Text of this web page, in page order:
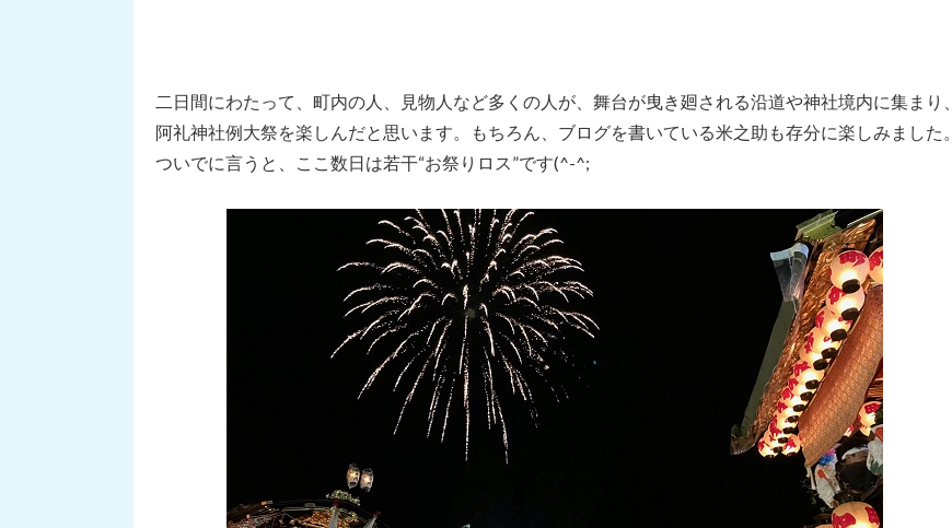
二日間にわたって、町内の人、見物人など多くの人が、舞台が曳き廻される沿道や神社境内に集まり、
阿礼神社例大祭を楽しんだと思います。もちろん、ブログを書いている米之助も存分に楽しみました。
ついでに言うと、ここ数日は若干“お祭りロス”です(^-^;